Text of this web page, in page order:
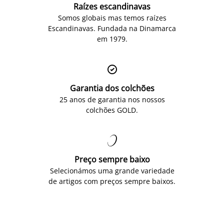
Raízes escandinavas
Somos globais mas temos raízes
Escandinavas. Fundada na Dinamarca
em 1979.

Garantia dos colchões
25 anos de garantia nos nossos
colchões GOLD.

Preço sempre baixo
Selecionámos uma grande variedade
de artigos com preços sempre baixos.